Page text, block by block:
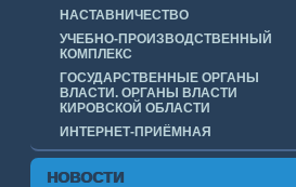
НАСТАВНИЧЕСТВО
УЧЕБНО-ПРОИЗВОДСТВЕННЫЙ
КОМПЛЕКС
ГОСУДАРСТВЕННЫЕ ОРГАНЫ
ВЛАСТИ. ОРГАНЫ ВЛАСТИ
КИРОВСКОЙ ОБЛАСТИ
ИНТЕРНЕТ-ПРИЁМНАЯ
НОВОСТИ